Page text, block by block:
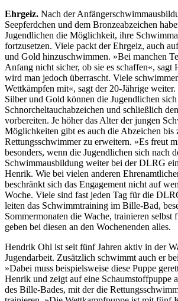
Ehrgeiz. Nach der
Seepferdchen und dem Bronzeabzeichen
Jugendlichen die Möglichkeit, ihre
fortzusetzen. Viele packt der Ehrgeiz, auch
und Gold hinzuschwimmen. »Bei manchen
Anfang nicht sicher, ob sie es schaffen«,
wird man jedoch überrascht. Viele
Wettkämpfen mit«, sagt der 20-Jährige
Silber und Gold können die Jugendlichen
Schnorcheltauchabzeichen und schließlich
vorbereiten. Je höher das Alter der jungen
Möglichkeiten gibt es auch die Abzeichen bis
Rettungsschwimmer zu erweitern. »Es freut
besonders, wenn die Jugendlichen sich nach
Schwimmausbildung weiter bei der DLRG
Henrik. Wie bei vielen anderen
beschränkt sich das Engagement nicht auf
Woche. Viele sind fast jeden Tag für die
leiten das Schwimmtraining im Bille-Bad,
Sommermonaten die Wache, trainieren selbst
geben bei diesen an den Wochenenden alles.
Hendrik Ohl ist seit fünf Jahren aktiv in der
Jugendarbeit. Zusätzlich schwimmt auch er
»Dabei muss beispielsweise diese Puppe
Henrik und zeigt auf eine Schaumstoffpuppe
des Bille-Bades, mit der die